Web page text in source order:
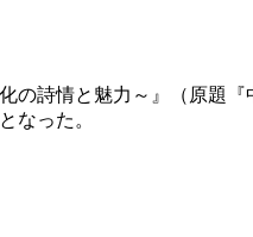
詩情と魅力～』（原題
なった。